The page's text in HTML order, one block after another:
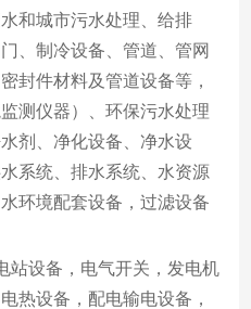
和城市污水处理、给排
、制冷设备、管道、管网
封件材料及管道设备等，
测仪器）、环保污水处理
剂、净化设备、净水设
系统、排水系统、水资源
环境配套设备，过滤设备
站设备，电气开关，发电机
热设备，配电输电设备，